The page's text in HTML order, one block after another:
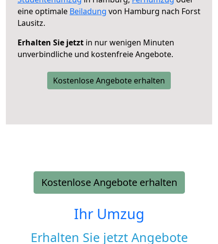
eine optimale Beiladung von Hamburg nach Forst
Lausitz.
Erhalten Sie jetzt in nur wenigen Minuten
unverbindliche und kostenfreie Angebote.
Kostenlose Angebote erhalten
Kostenlose Angebote erhalten
Ihr Umzug
Erhalten Sie jetzt Angebote